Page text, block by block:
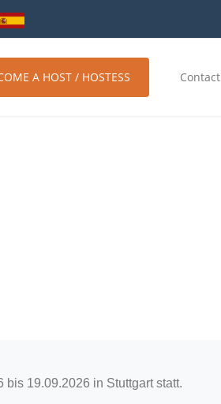
A HOST / HOSTESS
19.09.2026 in Stuttgart statt.